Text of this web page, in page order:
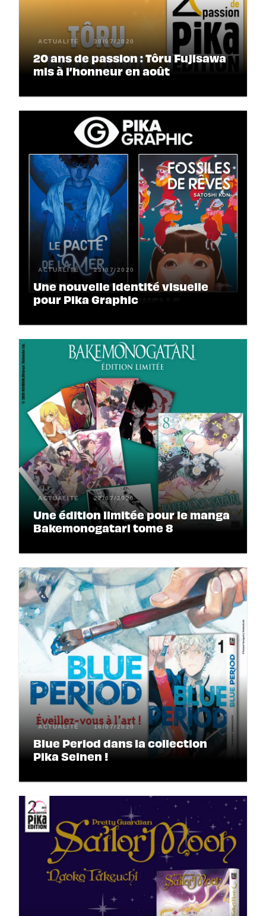
ACTUALITÉ 30/07/2020
20 ans de passion : Tôru Fujisawa
mis à l’honneur en août
ACTUALITÉ 23/07/2020
Une nouvelle identité visuelle
pour Pika Graphic
ACTUALITÉ 22/07/2020
Une édition limitée pour le manga
Bakemonogatari tome 8
ACTUALITÉ 16/07/2020
Blue Period dans la collection
Pika Seinen !